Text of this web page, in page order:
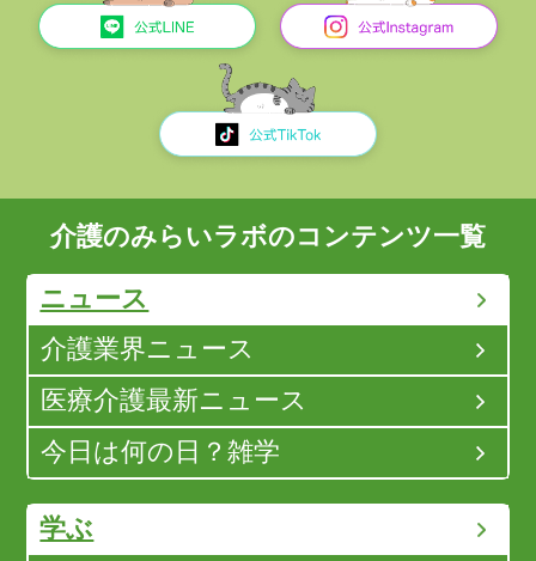
介護のみらいラボのコンテンツ一覧
ニュース
介護業界ニュース
医療介護最新ニュース
今日は何の日？雑学
学ぶ